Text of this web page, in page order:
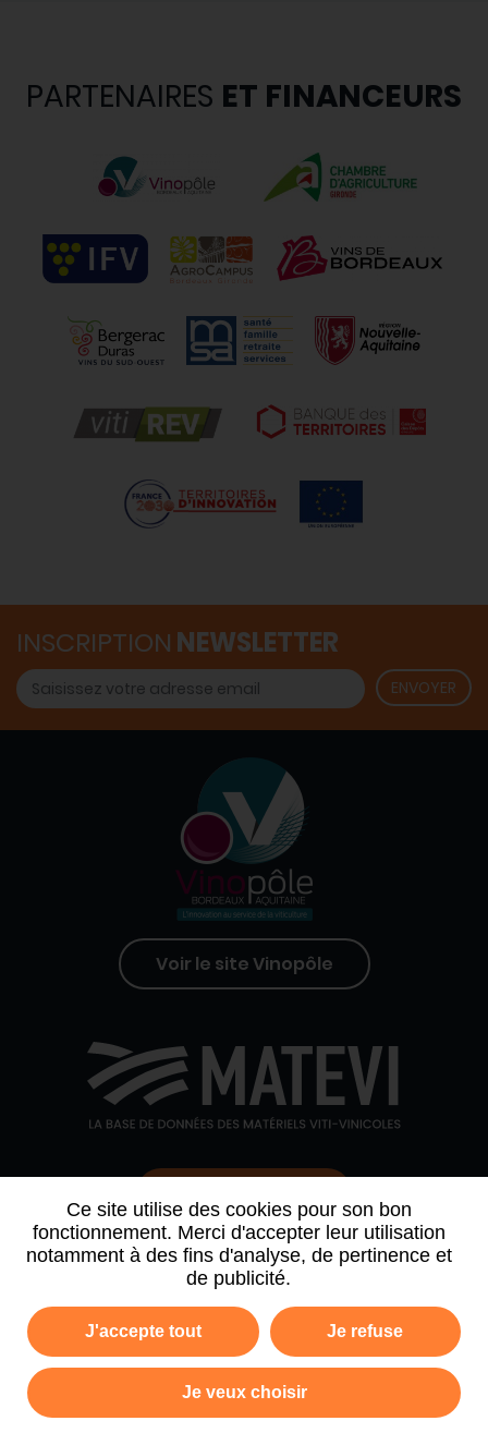
Ce site utilise des cookies pour son bon
fonctionnement. Merci d'accepter leur utilisation
notamment à des fins d'analyse, de pertinence et
de publicité.
J'accepte tout Je refuse
Je veux choisir
PARTENAIRES ET FINANCEURS
INSCRIPTION NEWSLETTER
Voir le site Vinopôle
QUI SOMMES-NOUS AGENDA
ARCHIVE NEWSLETTER
Politique de confidentialité
Mentions légales